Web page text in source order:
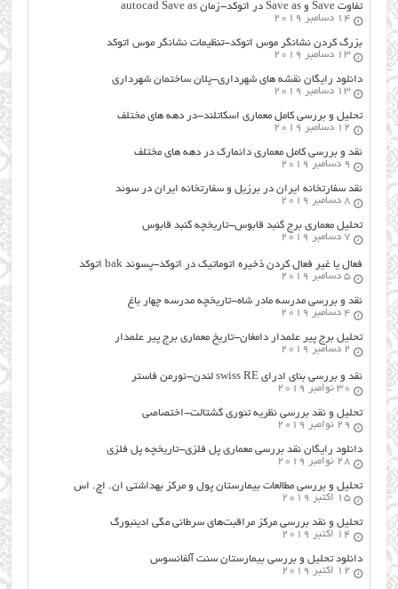
تفاوت Save و Save as در اتوکد-زمان autocad Save as
14 دسامبر 2019
بزرگ کردن نشانگر موس اتوکد-تنظیمات نشانگر موس اتوکد
13 دسامبر 2019
دانلود رایگان نقشه های شهرداری-پلان ساختمان شهرداری
13 دسامبر 2019
تحلیل و بررسی کامل معماری اسکاتلند-در دهه های مختلف
12 دسامبر 2019
نقد و بررسی کامل معماری دانمارک در دهه های مختلف
9 دسامبر 2019
نقد سفارتخانه ایران در برزیل و سفارتخانه ایران در سوئد
8 دسامبر 2019
تحلیل معماری برج گنبد قابوس-تاریخچه گنبد قابوس
7 دسامبر 2019
فعال یا غیر فعال کردن ذخیره اتوماتیک در اتوکد-پسوند bak اتوکد
5 دسامبر 2019
نقد و بررسی مدرسه مادر شاه-تاریخچه مدرسه چهار باغ
4 دسامبر 2019
تحلیل برج پیر علمدار دامغان-تاریخ معماری برج پیر علمدار
2 دسامبر 2019
نقد و بررسی بنای ادرای swiss RE لندن-نورمن فاستر
30 نوامبر 2019
تحلیل و نقد بررسی نظریه تئوری گشتالت-اختصاصی
29 نوامبر 2019
دانلود رایگان نقد بررسی معماری پل فلزی-تاریخچه پل فلزی
28 نوامبر 2019
تحلیل و بررسی مطالعات بیمارستان پول و مرکز بهداشتی ان. اچ. اس
15 اکتبر 2019
تحلیل و نقد بررسی مرکز مراقبت‌های سرطانی مگی ادینبورگ
14 اکتبر 2019
دانلود تحلیل و بررسی بیمارستان سنت آلفانسوس
12 اکتبر 2019